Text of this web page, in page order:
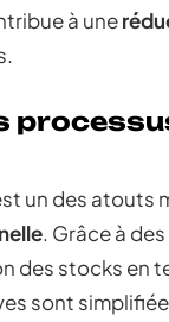
à une
un des atouts
. Grâce à
stocks en
sont